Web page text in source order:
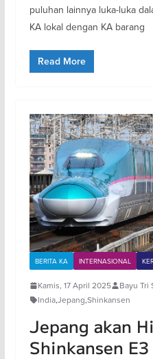
puluhan lainnya luka-luka
KA lokal dengan KA barang
Read More
BERITA KA INTERNASIONAL
Kamis, 17 April 2025
Bayu Tri
India,Jepang,Shinkansen
Jepang akan
Shinkansen